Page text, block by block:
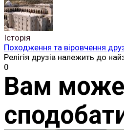
Історія
Походження та віровчення
Релігія друзів належить до
0
Вам може